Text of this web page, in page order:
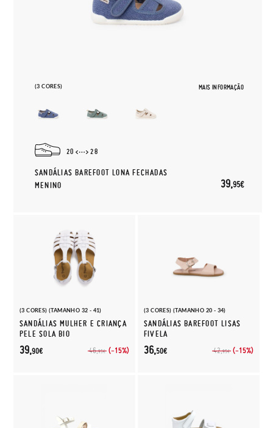
(3 CORES) MAIS INFORMAÇÃO
20 28
SANDÁLIAS BAREFOOT LONA FECHADAS
MENINO
39,95€
(3 CORES) (TAMANHO 32 - 41)
SANDÁLIAS MULHER E CRIANÇA
PELE SOLA BIO
46,95€ (-15%)
39,90€
(3 CORES) (TAMANHO 20 - 34)
SANDÁLIAS BAREFOOT LISAS
FIVELA
42,95€ (-15%)
36,50€